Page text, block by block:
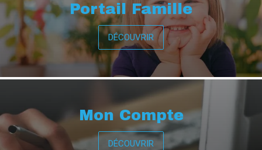
Portail Famille
DÉCOUVRIR
Mon Compte
DÉCOUVRIR